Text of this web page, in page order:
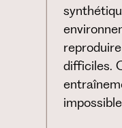
difficiles.